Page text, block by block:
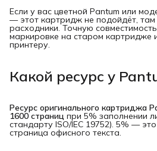
Если у вас цветной Pantum или
— этот картридж не подойдёт, там
расходники. Точную
маркировке на старом картридже
принтеру.
Какой ресурс у
Ресурс оригинального картриджа
1600 страниц при 5% заполнении
стандарту ISO/IEC 19752). 5% —
страница офисного текста.